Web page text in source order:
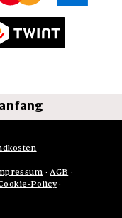
· AGB ·
Policy·